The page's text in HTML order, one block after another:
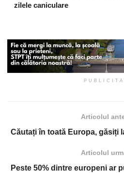
zilele caniculare
Articolul
Căutați în toată Europa, găsiți
Articolul
Peste 50% dintre europeni ar